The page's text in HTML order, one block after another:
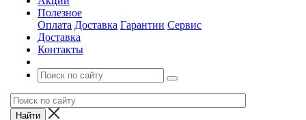
Полезное
Оплата Доставка Гарантии Сервис
Доставка
Контакты